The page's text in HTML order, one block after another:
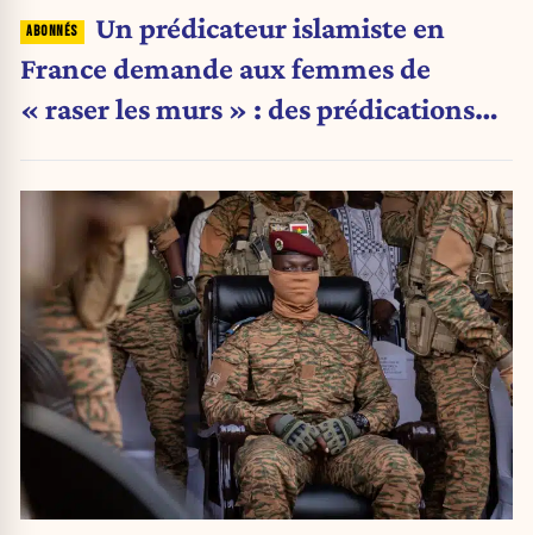
Un prédicateur islamiste en
France demande aux femmes de
« raser les murs » : des prédications